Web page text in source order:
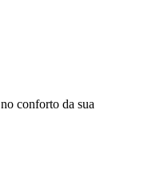
conforto da sua